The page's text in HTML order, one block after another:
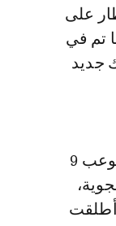
على
تم في
جديد
ويشمل المشروع أيضا، وفق المتحدث ذاته، توسيع موقف الطائرات ليستوعب 9
أطلقت